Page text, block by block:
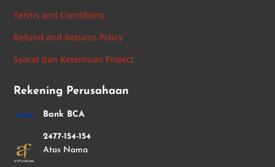
Terms and Conditions
Refund and Returns Policy
Syarat dan Ketentuan Project
Rekening Perusahaan
Bank BCA
2477-154-154
Atas Nama